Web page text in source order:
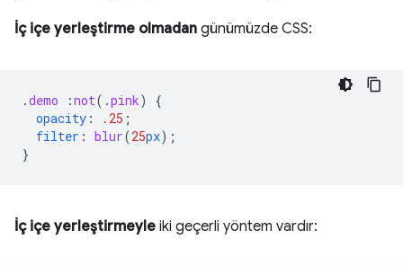
İç içe yerleştirme olmadan günümüzde CSS:
.demo :not( .pink)
{
opacity : .25 ;
filter : blur(25px);
}
İç içe yerleştirmeyle iki geçerli yöntem vardır: